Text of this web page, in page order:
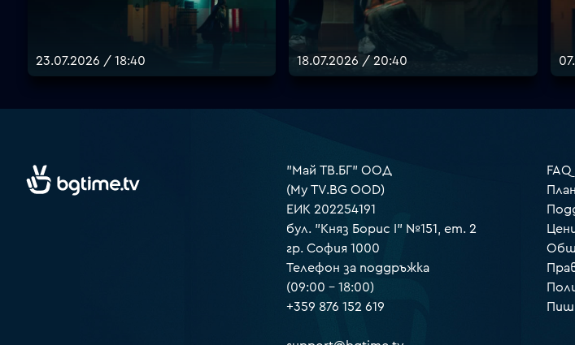
23.07.2026 / 18:40 18.07.2026 / 20:40
"Май ТВ.БГ" ООД
(My TV.BG OOD)
ЕИК 202254191
бул. "Княз Борис I" №151, ет. 2
гр. София 1000
Телефон за поддръжка
(09:00 – 18:00)
+359 876 152 619
FAQ